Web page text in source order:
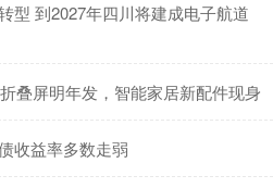
型 到2027年四川将建成电子航道
叠屏明年发，智能家居新配件现身
收益率多数走弱